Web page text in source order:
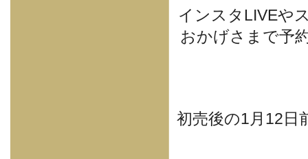
インスタLIVEや
おかげさまで予
初売後の1月12日